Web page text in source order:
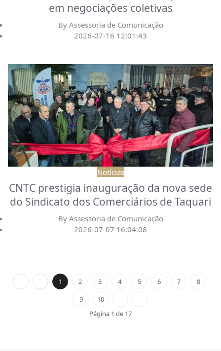
em negociações coletivas
By Assessoria de Comunicação
2026-07-16 12:01:43
Notícias
CNTC prestigia inauguração da nova sede
do Sindicato dos Comerciários de Taquari
By Assessoria de Comunicação
2026-07-07 16:04:08
1 2 3 4 5 6 7
8
9
10
Página 1 de 17